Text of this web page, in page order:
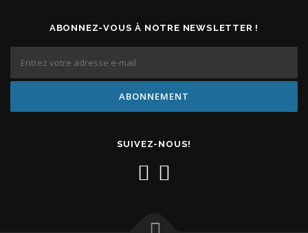
ABONNEZ-VOUS À NOTRE NEWSLETTER !
SUIVEZ-NOUS!